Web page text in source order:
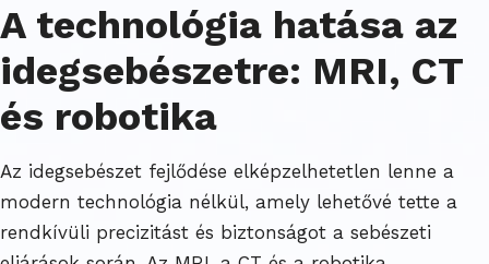
A technológia hatása az
idegsebészetre: MRI, CT
és robotika
Az idegsebészet fejlődése elképzelhetetlen lenne a
modern technológia nélkül, amely lehetővé tette a
rendkívüli precizitást és biztonságot a sebészeti